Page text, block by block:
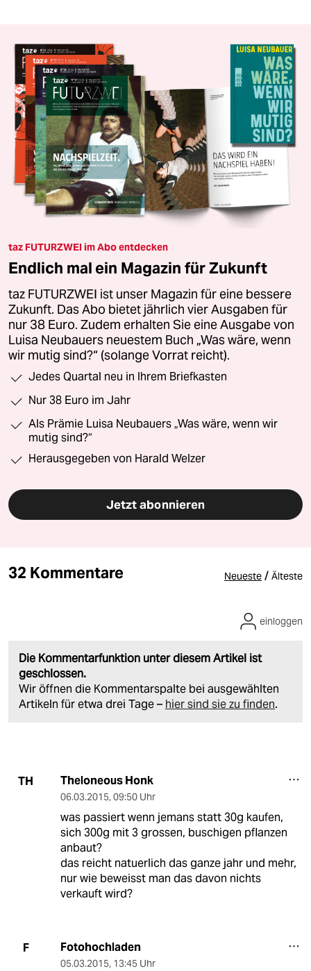
taz FUTURZWEI im Abo entdecken
Endlich mal ein Magazin für Zukunft
taz FUTURZWEI ist unser Magazin für eine bessere
Zukunft. Das Abo bietet jährlich vier Ausgaben für
nur 38 Euro. Zudem erhalten Sie eine Ausgabe von
Luisa Neubauers neuestem Buch „Was wäre, wenn
wir mutig sind?“ (solange Vorrat reicht).
Jedes Quartal neu in Ihrem Briefkasten
Nur 38 Euro im Jahr
Als Prämie Luisa Neubauers „Was wäre, wenn wir
mutig sind?“
Herausgegeben von Harald Welzer
Jetzt abonnieren
32 Kommentare Neueste / Älteste
Die Kommentarfunktion unter diesem Artikel ist
geschlossen.
Wir öffnen die Kommentarspalte bei ausgewählten
Artikeln für etwa drei Tage – hier sind sie zu finden.
einloggen
TH Theloneous Honk
06.03.2015, 09:50 Uhr
was passiert wenn jemans statt 30g kaufen,
sich 300g mit 3 grossen, buschigen pflanzen
anbaut?
das reicht natuerlich das ganze jahr und mehr,
nur wie beweisst man das davon nichts
verkauft wird?
F Fotohochladen
05.03.2015, 13:45 Uhr